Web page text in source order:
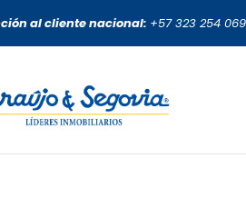
al cliente nacional: +57 323 254